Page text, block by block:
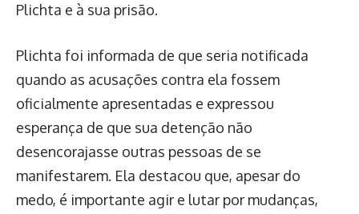
Plichta e à sua prisão.
Plichta foi informada de que seria notificada
quando as acusações contra ela fossem
oficialmente apresentadas e expressou
esperança de que sua detenção não
desencorajasse outras pessoas de se
manifestarem. Ela destacou que, apesar do
medo, é importante agir e lutar por mudanças,